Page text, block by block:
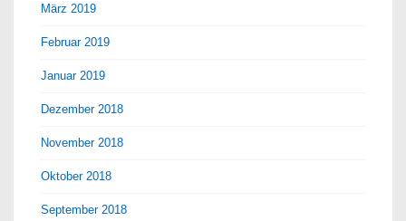
März 2019
Februar 2019
Januar 2019
Dezember 2018
November 2018
Oktober 2018
September 2018